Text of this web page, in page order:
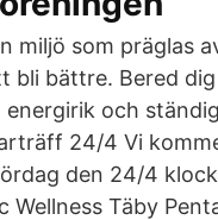
miljö som präglas
bli bättre. Bered
energirik och
24/4 Vi
den 24/4
Wellness Täby